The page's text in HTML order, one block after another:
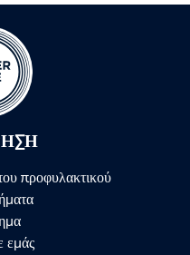
προφυλακτικού
εμάς